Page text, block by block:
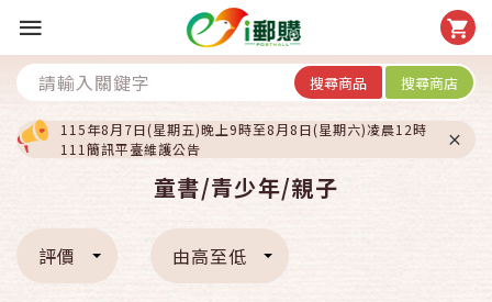
搜尋商品 搜尋商店
115年8月7日(星期五)晚上9時至8月8日(星期六)凌晨12時
111簡訊平臺維護公告
童書/青少年/親子
評價 由高至低